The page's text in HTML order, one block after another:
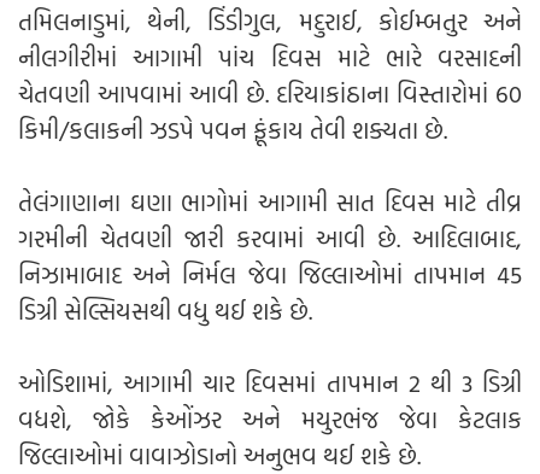
તમિલનાડુમાં, થેની, ડિંડીગુલ, મદુરાઈ, કોઈમ્બતુર અને
નીલગીરીમાં આગામી પાંચ દિવસ માટે ભારે વરસાદની
ચેતવણી આપવામાં આવી છે. દરિયાકાંઠાના વિસ્તારોમાં 60
કિમી/કલાકની ઝડપે પવન ફૂંકાય તેવી શક્યતા છે.
તેલંગાણાના ઘણા ભાગોમાં આગામી સાત દિવસ માટે તીવ્ર
ગરમીની ચેતવણી જારી કરવામાં આવી છે. આદિલાબાદ,
નિઝામાબાદ અને નિર્મલ જેવા જિલ્લાઓમાં તાપમાન 45
ડિગ્રી સેલ્સિયસથી વધુ થઈ શકે છે.
ઓડિશામાં, આગામી ચાર દિવસમાં તાપમાન 2 થી 3 ડિગ્રી
વધશે, જોકે કેઓંઝર અને મયુરભંજ જેવા કેટલાક
જિલ્લાઓમાં વાવાઝોડાનો અનુભવ થઈ શકે છે.